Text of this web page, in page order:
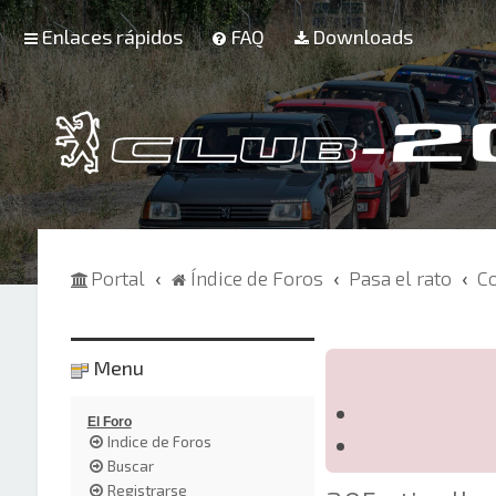
Enlaces rápidos FAQ Downloads
Portal Índice de Foros Pasa el rato
Menu
El Foro
Indice de Foros
Buscar
Registrarse